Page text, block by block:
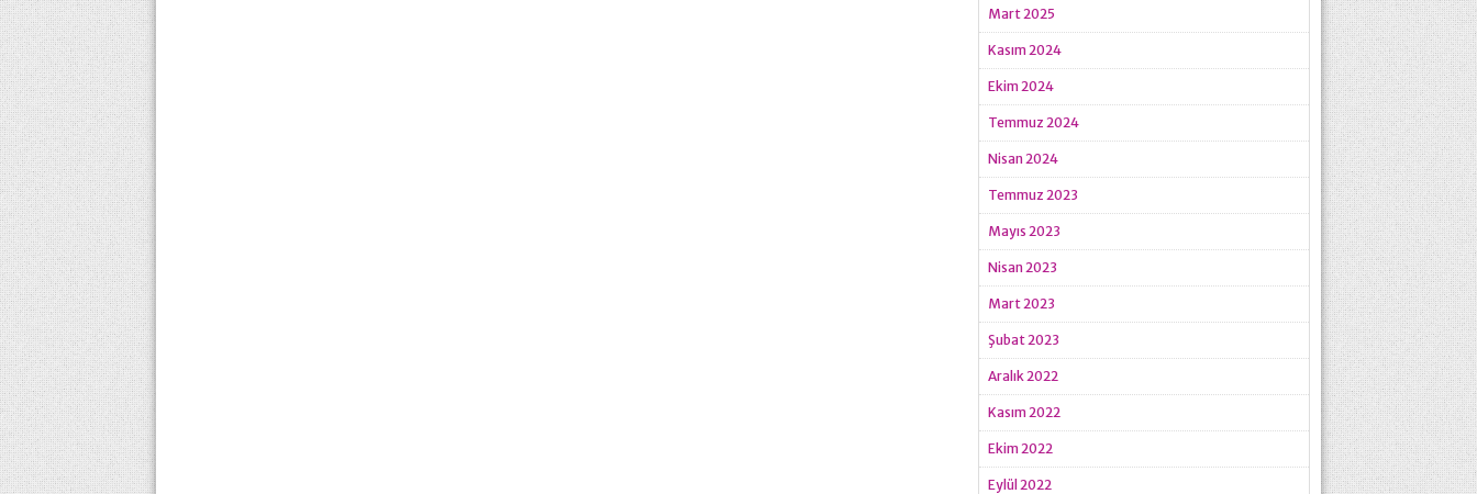
Mart 2025
Kasım 2024
Ekim 2024
Temmuz 2024
Nisan 2024
Temmuz 2023
Mayıs 2023
Nisan 2023
Mart 2023
Şubat 2023
Aralık 2022
Kasım 2022
Ekim 2022
Eylül 2022